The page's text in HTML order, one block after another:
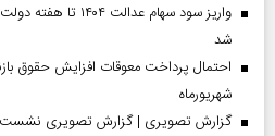
واریز سود سهام
شد
شهریورماه
گزارش تصویری | گزارش تصویری نشست